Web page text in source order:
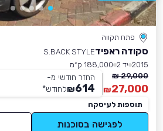
פתח תקווה
סקודה ראפידS.BACK STYLE
2015 יד 2
188,000 ק״מ
29,000 ₪
27,000
₪
החזר חודשי מ-
614
₪לחודש*
תוספות לעיסקה
לפגישה בסוכנות